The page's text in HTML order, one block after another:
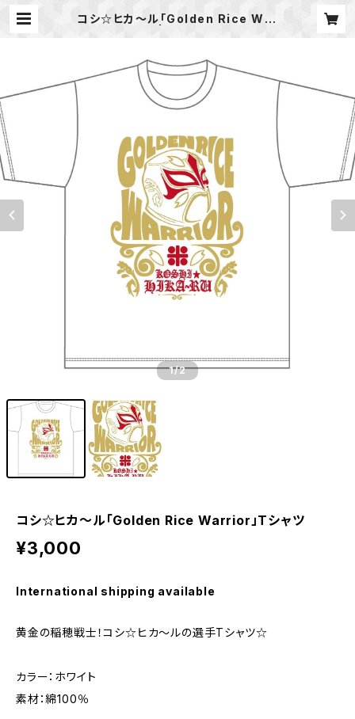
コシ☆ヒカ～ル「Golden Rice War
1/2
コシ☆ヒカ～ル「Golden Rice Warrior」Tシャツ
¥3,000
International shipping available
黄金の稲穂戦士！コシ☆ヒカ～ルの選手Tシャツ☆
カラー：ホワイト
素材：綿100％